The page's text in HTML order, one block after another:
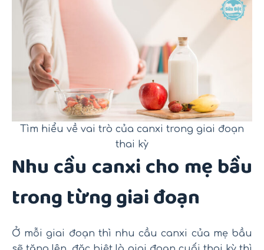
Tìm hiểu về vai trò của canxi trong giai đoạn
thai kỳ
Nhu cầu canxi cho mẹ bầu
trong từng giai đoạn
Ở mỗi giai đoạn thì nhu cầu canxi của mẹ bầu